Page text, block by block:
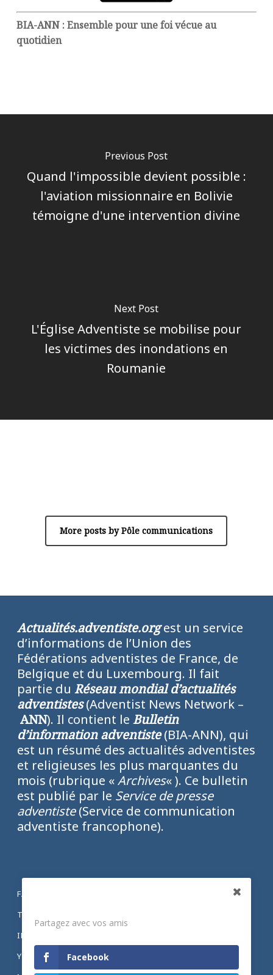
BIA-ANN : Ensemble pour une foi vécue au
quotidien
Previous Post
Quand l'impossible devient possible :
l'aviation missionnaire en Bolivie
témoigne d'une intervention divine
Next Post
L'Église Adventiste se mobilise pour
les victimes des inondations en
Roumanie
More posts by Pôle communications
Actualités.adventiste.orgest un service
d’informations de l’Union des
Fédérations adventistes de France, de
Belgique et du Luxembourg. Il fait
partie du Réseau mondial d’actualités
adventistes(Adventist News Network –
ANN). Il contient le Bulletin
d’information adventiste(BIA-ANN), qui
est un résumé des actualités adventistes
et religieuses les plus marquantes du
mois (rubrique «Archives« ). Ce bulletin
est publié par le Service de presse
adventiste(Service de communication
adventiste francophone).
FACEBOOK
TWITTER
INSTAGRAM
YOUTUBE
Partagez avec vos amis
Facebook